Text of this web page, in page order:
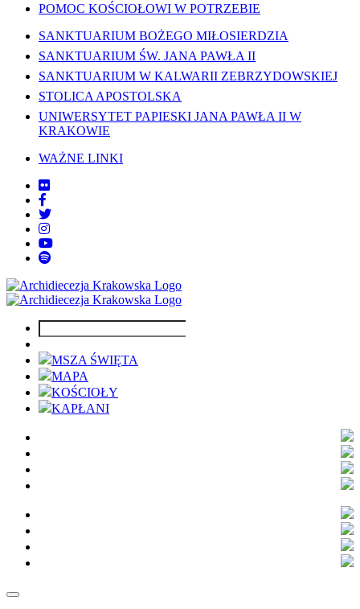
POMOC KOŚCIOŁOWI W POTRZEBIE
SANKTUARIUM BOŻEGO MIŁOSIERDZIA
SANKTUARIUM ŚW. JANA PAWŁA II
SANKTUARIUM W KALWARII ZEBRZYDOWSKIEJ
STOLICA APOSTOLSKA
UNIWERSYTET PAPIESKI JANA PAWŁA II W
KRAKOWIE
WAŻNE LINKI
MSZA ŚWIĘTA
MAPA
KOŚCIOŁY
KAPŁANI